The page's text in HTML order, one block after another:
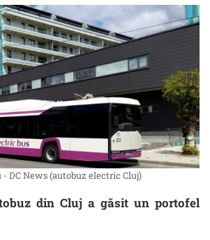
DC News (autobuz electric Cluj)
din Cluj a găsit un portofel